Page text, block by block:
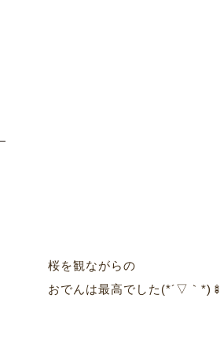
桜を観ながらの
おでんは最高でした(*´▽｀*)🍢